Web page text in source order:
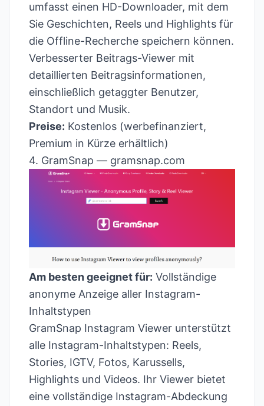
umfasst einen HD-Downloader, mit dem
Sie Geschichten, Reels und Highlights für
die Offline-Recherche speichern können.
Verbesserter Beitrags-Viewer mit
detaillierten Beitragsinformationen,
einschließlich getaggter Benutzer,
Standort und Musik.
Preise: Kostenlos (werbefinanziert,
Premium in Kürze erhältlich)
4. GramSnap — gramsnap.com
Am besten geeignet für: Vollständige
anonyme Anzeige aller Instagram-
Inhaltstypen
GramSnap Instagram Viewer unterstützt
alle Instagram-Inhaltstypen: Reels,
Stories, IGTV, Fotos, Karussells,
Highlights und Videos. Ihr Viewer bietet
eine vollständige Instagram-Abdeckung